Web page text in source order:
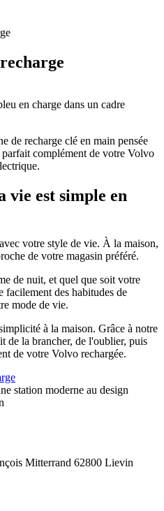
de recharge clé en main pensée
complément de votre Volvo
vie est simple en
votre style de vie. À la maison,
de votre magasin préféré.
de nuit, et quel que soit votre
facilement des habitudes de
mode de vie.
à la maison. Grâce à notre
de la brancher, de l'oublier, puis
de votre Volvo rechargée.
Mitterrand 62800 Lievin